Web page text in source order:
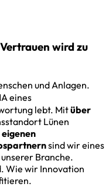
wird zu
und Anlagen.
eines
lebt. Mitüber
Lünen
sind wir eines
Branche.
Wie wir Innovation